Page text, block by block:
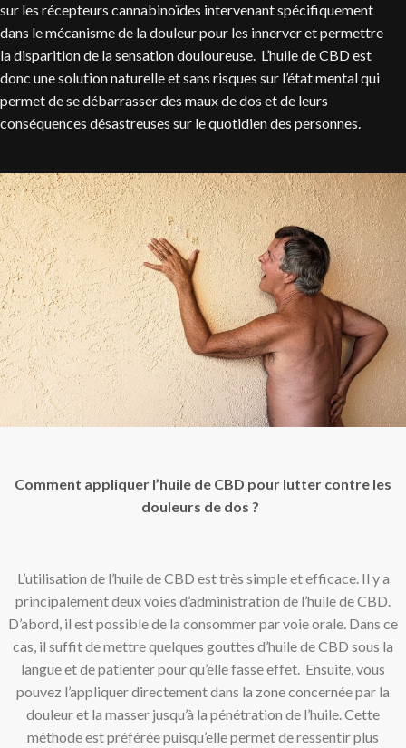
sur les récepteurs cannabinoïdes intervenant spécifiquement
dans le mécanisme de la douleur pour les innerver et permettre
la disparition de la sensation douloureuse. L’huile de CBD est
donc une solution naturelle et sans risques sur l’état mental qui
permet de se débarrasser des maux de dos et de leurs
conséquences désastreuses sur le quotidien des personnes.
Comment appliquer l’huile de CBD pour lutter contre les
douleurs de dos ?
L’utilisation de l’huile de CBD est très simple et efficace. Il y a
principalement deux voies d’administration de l’huile de CBD.
D’abord, il est possible de la consommer par voie orale. Dans ce
cas, il suffit de mettre quelques gouttes d’huile de CBD sous la
langue et de patienter pour qu’elle fasse effet. Ensuite, vous
pouvez l’appliquer directement dans la zone concernée par la
douleur et la masser jusqu’à la pénétration de l’huile. Cette
méthode est préférée puisqu’elle permet de ressentir plus